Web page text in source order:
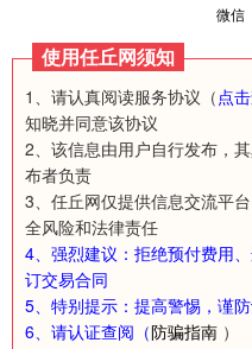
微信
使用任丘网须知
1、请认真阅读服务协议（点
知晓并同意该协议
2、该信息由用户自行发布，
布者负责
3、任丘网仅提供信息交流平
全风险和法律责任
4、强烈建议：拒绝预付费用
订交易合同
5、特别提示：提高警惕，谨
6、请认证查阅（防骗指南 ）